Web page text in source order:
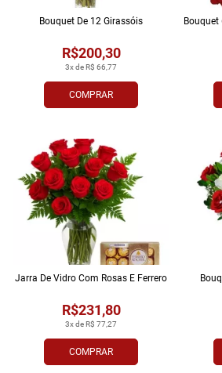
COMPRAR
3x de R$ 66,77
R$200,30
Bouquet De 12 Girassóis Bouquet
COMPRAR
3x de R$ 77,27
R$231,80
Jarra De Vidro Com Rosas E Ferrero